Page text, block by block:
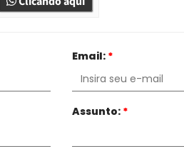
Email: *
Assunto: *